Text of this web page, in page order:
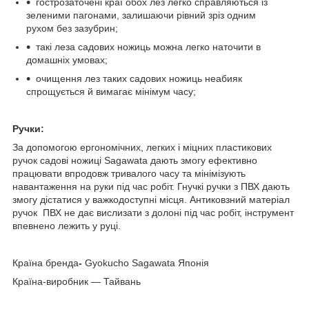
зеленими пагонами, залишаючи рівний зріз одним
рухом без зазубрин;
такі леза садових ножиць можна легко наточити в
домашніх умовах;
очищення лез таких садових ножиць неабияк
спрощується й вимагає мінімум часу;
Ручки:
За допомогою ергономічних, легких і міцних пластикових
ручок садові ножиці Sagawata дають змогу ефективно
працювати впродовж тривалого часу та мінімізують
навантаження на руки під час робіт. Гнучкі ручки з ПВХ дають
змогу дістатися у важкодоступні місця. Антиковзний матеріал
ручок ПВХ не дає вислизати з долоні під час робіт, інструмент
впевнено лежить у руці.
Країна бренда- Gyokucho Sagawata Японія
Країна-виробник — Тайвань